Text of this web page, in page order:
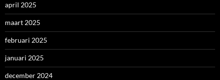
april 2025
maart 2025
februari 2025
januari 2025
december 2024